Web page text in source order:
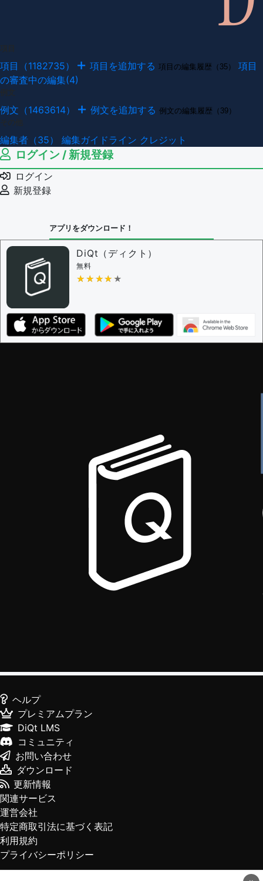
項目（1182735） 項目を追加する 項目の編集履歴（35）
項目
の審査中の編集(4)
例文（1463614） 例文を追加する 例文の編集履歴（39）
編集者（35） 編集ガイドライン クレジット
ログイン / 新規登録
ログイン
新規登録
アプリをダウンロード！
DiQt（ディクト）
無料
★★★★★
★★★★★
ヘルプ
プレミアムプラン
DiQt LMS
コミュニティ
お問い合わせ
ダウンロード
更新情報
関連サービス
運営会社
特定商取引法に基づく表記
利用規約
プライバシーポリシー